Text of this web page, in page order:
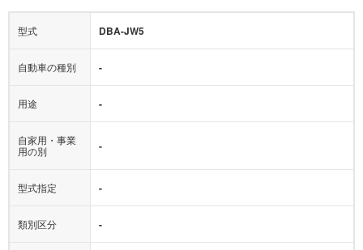
型式 DBA-JW5
自動車の種別 -
用途 -
自家用・事業
用の別
-
型式指定 -
類別区分 -